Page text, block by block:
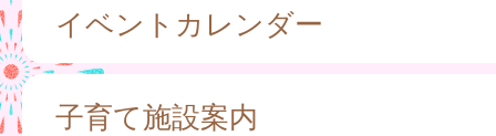
イベントカレンダー
子育て施設案内